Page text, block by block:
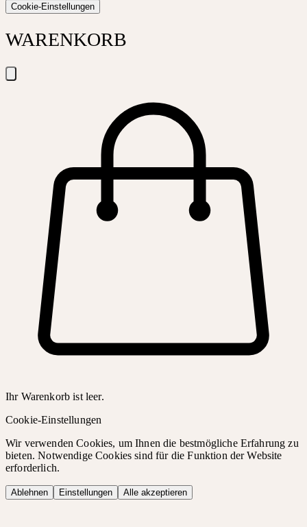
Cookie-Einstellungen
WARENKORB
Ihr Warenkorb ist leer.
Cookie-Einstellungen
Wir verwenden Cookies, um Ihnen die bestmögliche Erfahrung zu
bieten. Notwendige Cookies sind für die Funktion der Website
erforderlich.
Ablehnen Einstellungen Alle akzeptieren